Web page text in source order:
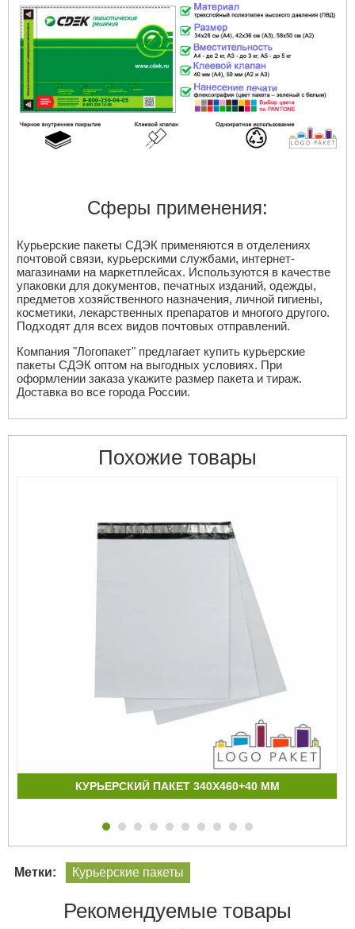
Сферы применения:
Курьерские пакеты СДЭК применяются в отделениях
почтовой связи, курьерскими службами, интернет-
магазинами на маркетплейсах. Используются в качестве
упаковки для документов, печатных изданий, одежды,
предметов хозяйственного назначения, личной гигиены,
косметики, лекарственных препаратов и многого другого.
Подходят для всех видов почтовых отправлений.
Компания "Логопакет" предлагает купить курьерские
пакеты СДЭК оптом на выгодных условиях. При
оформлении заказа укажите размер пакета и тираж.
Доставка во все города России.
Похожие товары
КУРЬЕРСКИЙ ПАКЕТ 340Х460+40 ММ
Метки: Курьерские пакеты
Рекомендуемые товары